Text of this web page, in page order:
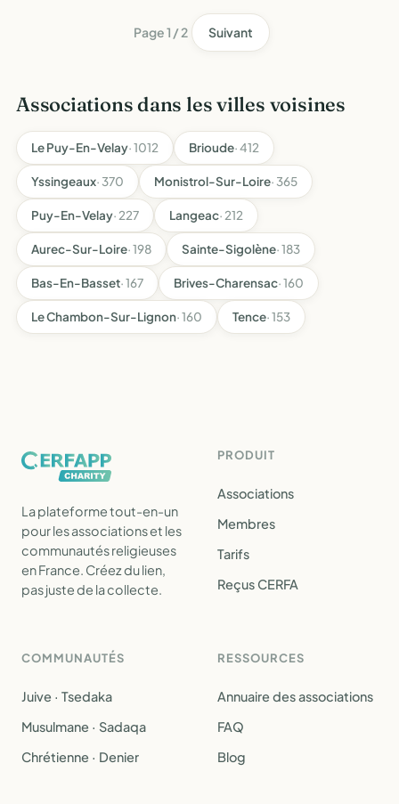
Page 1 / 2 Suivant
Associations dans les villes voisines
Le Puy-En-Velay· 1012 Brioude· 412
Yssingeaux· 370 Monistrol-Sur-Loire· 365
Puy-En-Velay· 227 Langeac· 212
Aurec-Sur-Loire· 198 Sainte-Sigolène· 183
Bas-En-Basset· 167 Brives-Charensac· 160
Le Chambon-Sur-Lignon· 160 Tence· 153
La plateforme tout-en-un
pour les associations et les
communautés religieuses
en France. Créez du lien,
pas juste de la collecte.
PRODUIT
Associations
Membres
Tarifs
Reçus CERFA
COMMUNAUTÉS
Juive · Tsedaka
Musulmane · Sadaqa
Chrétienne · Denier
RESSOURCES
Annuaire des associations
FAQ
Blog